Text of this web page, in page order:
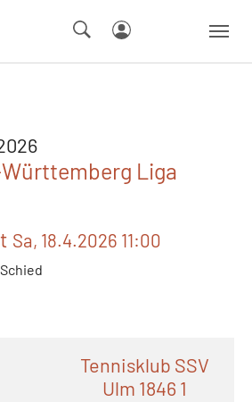
Liga
Sa, 18.4.2026 11:00
Tennisklub SSV
Ulm 1846 1